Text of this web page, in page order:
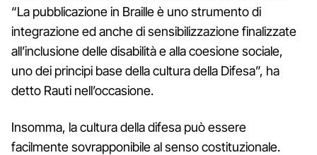
“La pubblicazione in Braille è uno strumento di
integrazione ed anche di sensibilizzazione finalizzate
all’inclusione delle disabilità e alla coesione sociale,
uno dei principi base della cultura della Difesa”, ha
detto Rauti nell’occasione.
Insomma, la cultura della difesa può essere
facilmente sovrapponibile al senso costituzionale.